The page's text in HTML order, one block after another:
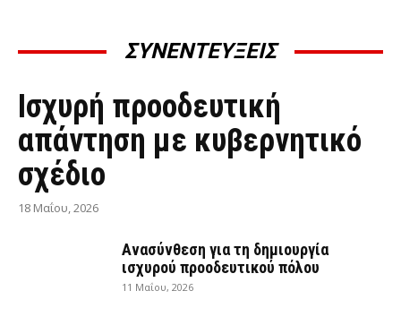
ΣΥΝΕΝΤΕΥΞΕΙΣ
ΣΥΝΕΝΤΕΎΞΕΙΣ
Ισχυρή προοδευτική
απάντηση με κυβερνητικό
σχέδιο
18 Μαΐου, 2026
Ανασύνθεση για τη δημιουργία
ισχυρού προοδευτικού πόλου
11 Μαΐου, 2026